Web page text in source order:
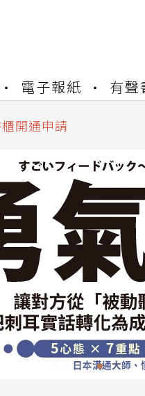
電子報紙 有聲
合併結果查詢
開通申請
產合併申請圖文教學
合併結果查詢
站同步暫停部分閱讀服